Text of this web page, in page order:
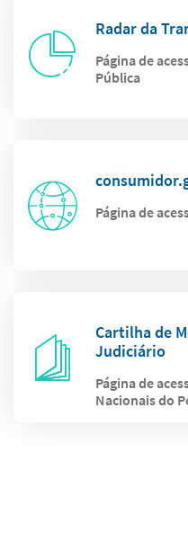
Radar da
Página de
Pública
Página de
Cartilha de
Judiciário
Página de
Nacionais do